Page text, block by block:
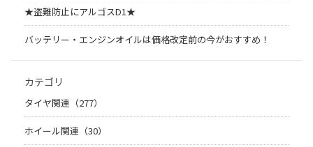
★盗難防止にアルゴスD1★
バッテリー・エンジンオイルは価格改定前の今がおすすめ！
カテゴリ
タイヤ関連（277）
ホイール関連（30）